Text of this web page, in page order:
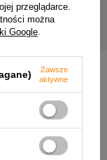
Pomoc
przeglądarce.
można
Google
Zawsze
aktywne